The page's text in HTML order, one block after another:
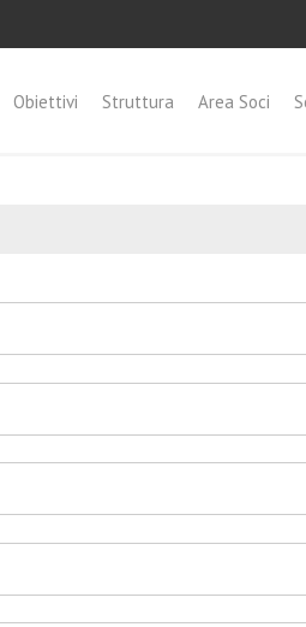
Obiettivi Struttura Area Soci